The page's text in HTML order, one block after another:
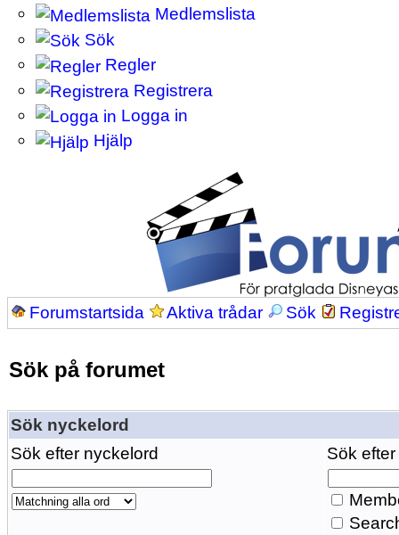
Medlemslista
Sök
Regler
Registrera
Logga in
Hjälp
Forumstartsida Aktiva trådar Sök
Sök på forumet
Sök nyckelord
Sök efter nyckelord
Sök